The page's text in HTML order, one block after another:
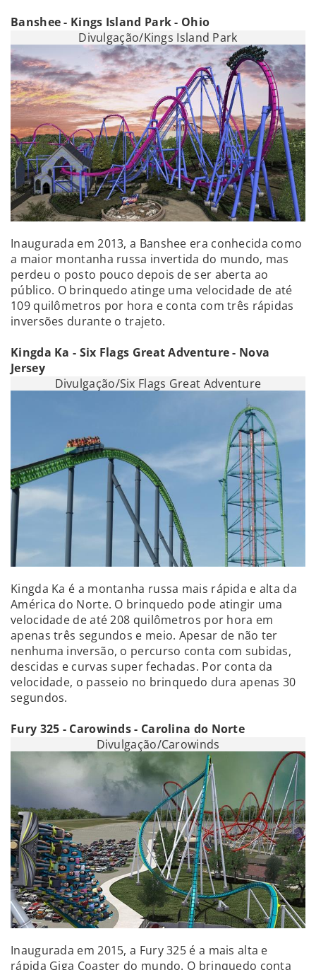
Banshee - Kings Island Park - Ohio
Divulgação/Kings Island Park
Inaugurada em 2013, a Banshee era conhecida como
a maior montanha russa invertida do mundo, mas
perdeu o posto pouco depois de ser aberta ao
público. O brinquedo atinge uma velocidade de até
109 quilômetros por hora e conta com três rápidas
inversões durante o trajeto.
Kingda Ka - Six Flags Great Adventure - Nova
Jersey
Divulgação/Six Flags Great Adventure
Kingda Ka é a montanha russa mais rápida e alta da
América do Norte. O brinquedo pode atingir uma
velocidade de até 208 quilômetros por hora em
apenas três segundos e meio. Apesar de não ter
nenhuma inversão, o percurso conta com subidas,
descidas e curvas super fechadas. Por conta da
velocidade, o passeio no brinquedo dura apenas 30
segundos.
Fury 325 - Carowinds - Carolina do Norte
Divulgação/Carowinds
Inaugurada em 2015, a Fury 325 é a mais alta e
rápida Giga Coaster do mundo. O brinquedo conta